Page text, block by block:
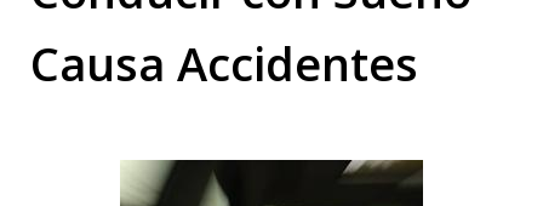
Causa Accidentes